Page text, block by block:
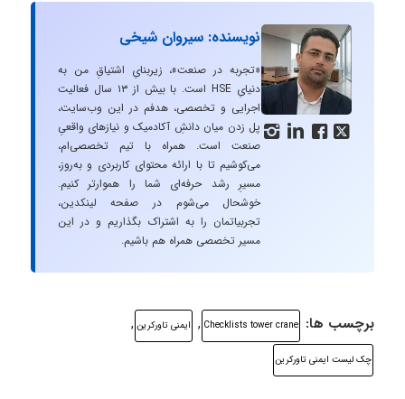
   
نویسنده: سیروان شیخی
«تجربه در صنعت»، زیربنایِ اشتیاقِ من به
دنیایِ HSE است. با بیش از ۱۳ سال فعالیت
اجرایی و تخصصی، هدفم در این وب‌سایت،
پل زدن میان دانشِ آکادمیک و نیازهای واقعیِ
صنعت است. همراه با تیم تخصصی‌ام،
می‌کوشیم تا با ارائه محتوای کاربردی و به‌روز،
مسیرِ رشد حرفه‌ای شما را هموارتر کنیم.
خوشحال می‌شوم در صفحه لینکدین،
تجربیاتمان را به اشتراک بگذاریم و در این
مسیر تخصصی همراه هم باشیم.
برچسب ها: Checklists tower crane
, ایمنی تاورکرین ,
چک لیست ایمنی تاورکرین